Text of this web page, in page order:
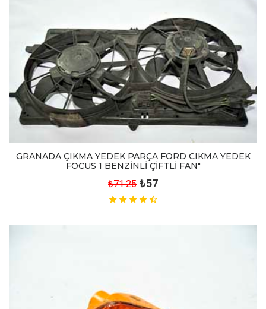
GRANADA ÇIKMA YEDEK PARÇA FORD CIKMA YEDEK
FOCUS 1 BENZİNLİ ÇİFTLİ FAN"
₺71.25 ₺57